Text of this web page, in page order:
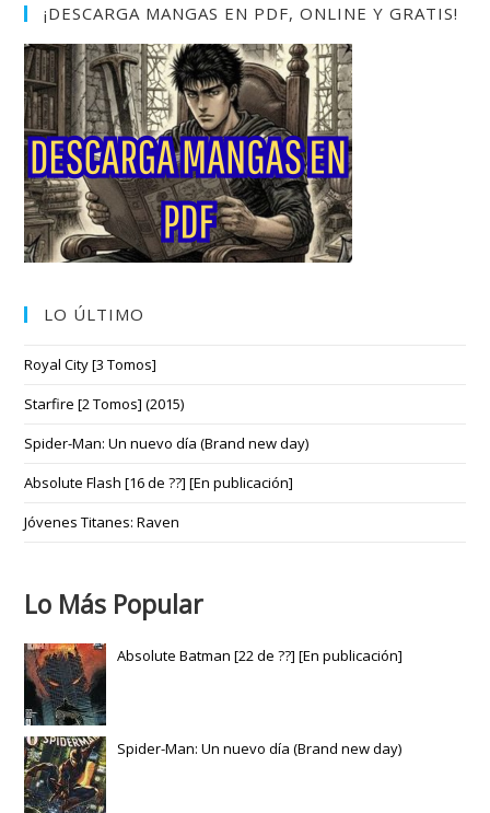
¡DESCARGA MANGAS EN PDF, ONLINE Y GRATIS!
LO ÚLTIMO
Royal City [3 Tomos]
Starfire [2 Tomos] (2015)
Spider-Man: Un nuevo día (Brand new day)
Absolute Flash [16 de ??] [En publicación]
Jóvenes Titanes: Raven
Lo Más Popular
Absolute Batman [22 de ??] [En publicación]
Spider-Man: Un nuevo día (Brand new day)